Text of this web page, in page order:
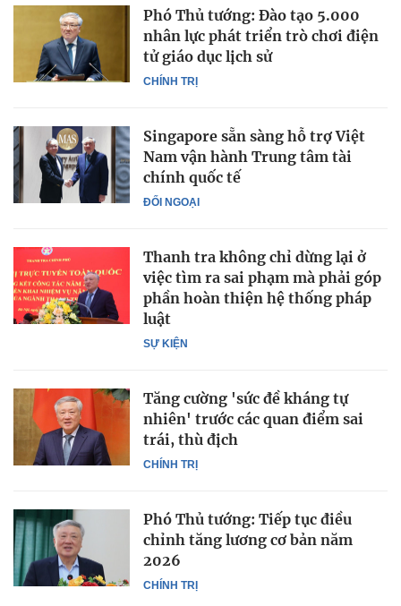
CHÍNH TRỊ
Phó Thủ tướng: Đào tạo 5.000
nhân lực phát triển trò chơi điện
tử giáo dục lịch sử
ĐỐI NGOẠI
Singapore sẵn sàng hỗ trợ Việt
Nam vận hành Trung tâm tài
chính quốc tế
SỰ KIỆN
Thanh tra không chỉ dừng lại ở
việc tìm ra sai phạm mà phải góp
phần hoàn thiện hệ thống pháp
luật
CHÍNH TRỊ
Tăng cường 'sức đề kháng tự
nhiên' trước các quan điểm sai
trái, thù địch
CHÍNH TRỊ
Phó Thủ tướng: Tiếp tục điều
chỉnh tăng lương cơ bản năm
2026